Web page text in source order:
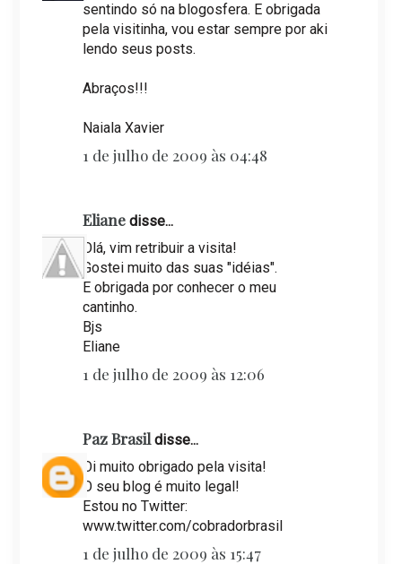
sentindo só na blogosfera. E obrigada
pela visitinha, vou estar sempre por aki
lendo seus posts.
Abraços!!!
Naiala Xavier
1 de julho de 2009 às 04:48
Elianedisse...
Olá, vim retribuir a visita!
Gostei muito das suas "idéias".
E obrigada por conhecer o meu
cantinho.
Bjs
Eliane
1 de julho de 2009 às 12:06
Paz Brasildisse...
Oi muito obrigado pela visita!
O seu blog é muito legal!
Estou no Twitter:
www.twitter.com/cobradorbrasil
1 de julho de 2009 às 15:47